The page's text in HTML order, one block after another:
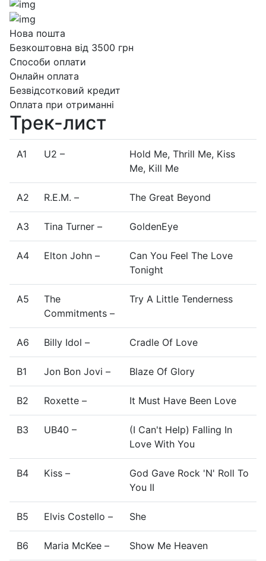
Нова пошта
Безкоштовна від 3500 грн
Способи оплати
Онлайн оплата
Безвідсотковий кредит
Оплата при отриманні
Трек-лист
A1 U2 –
Hold Me, Thrill Me, Kiss
Me, Kill Me
A2 R.E.M. – The Great Beyond
A3 Tina Turner – GoldenEye
A4 Elton John –
Can You Feel The Love
Tonight
A5
The
Commitments –
Try A Little Tenderness
A6 Billy Idol – Cradle Of Love
B1 Jon Bon Jovi – Blaze Of Glory
B2 Roxette – It Must Have Been Love
B3 UB40 –
(I Can't Help) Falling In
Love With You
B4 Kiss –
God Gave Rock 'N' Roll To
You II
B5 Elvis Costello – She
B6 Maria McKee – Show Me Heaven